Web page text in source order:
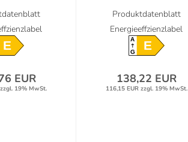
EUR
19% MwSt.
Produktdatenblatt
Energieeffzienzlabel
A
GE
138,22 EUR
116,15 EUR zzgl. 19% MwSt.